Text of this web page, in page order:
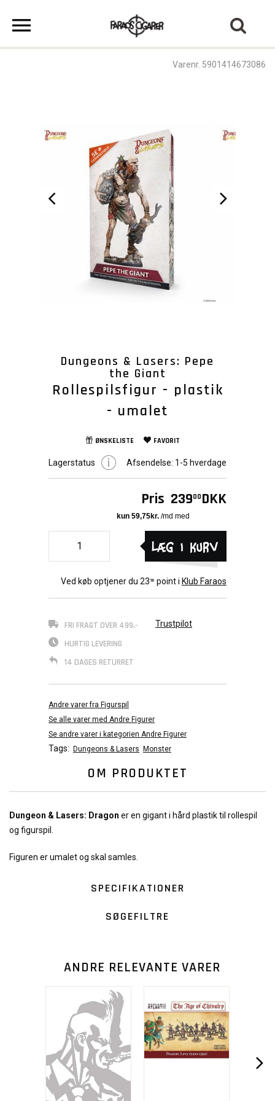
Varenr. 5901414673086
Dungeons & Lasers: Pepe
the Giant
Rollespilsfigur - plastik
- umalet
ØNSKELISTE FAVORIT
Lagerstatus Afsendelse: 1-5 hverdage
Pris 23900 DKK
Læg i kurv
Ved køb optjener du 2390 point i Klub Faraos
FRI FRAGT OVER 499,-
HURTIG LEVERING
14 DAGES RETURRET
Trustpilot
Andre varer fra Figurspil
Se alle varer med Andre Figurer
Se andre varer i kategorien Andre Figurer
Tags: Dungeons & Lasers Monster
OM PRODUKTET
Dungeon & Lasers: Dragon er en gigant i hård plastik til rollespil
og figurspil.
Figuren er umalet og skal samles.
SPECIFIKATIONER
SØGEFILTRE
ANDRE RELEVANTE VARER